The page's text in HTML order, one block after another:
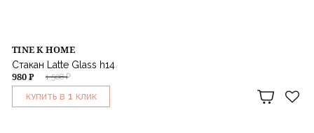
TINE K HOME
Стакан Latte Glass h14
1 508 ₽
980 ₽
КУПИТЬ В 1 КЛИК